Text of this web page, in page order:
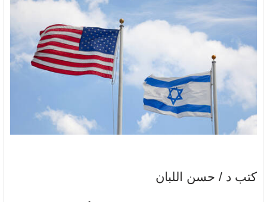
كتب د / حسن اللبان